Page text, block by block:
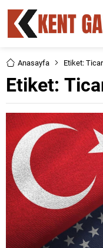
Anasayfa Etiket:
Etiket: